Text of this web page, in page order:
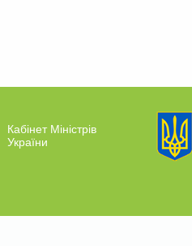
Кабінет Міністрів
України